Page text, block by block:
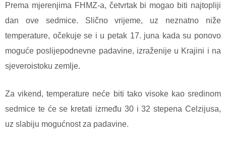
Prema mjerenjima FHMZ-a, četvrtak bi mogao biti najtopliji
dan ove sedmice. Slično vrijeme, uz neznatno niže
temperature, očekuje se i u petak 17. juna kada su ponovo
moguće poslijepodnevne padavine, izraženije u Krajini i na
sjeveroistoku zemlje.
Za vikend, temperature neće biti tako visoke kao sredinom
sedmice te će se kretati između 30 i 32 stepena Celzijusa,
uz slabiju mogućnost za padavine.